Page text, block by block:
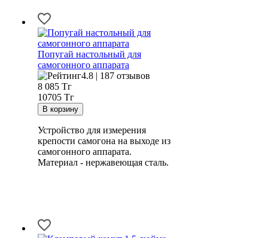
Попугай настольный для
самогонного аппарата
4.8 | 187 отзывов
8 085 Тг
10705 Тг
Устройство для измерения
крепости самогона на выходе из
самогонного аппарата.
Материал - нержавеющая сталь.